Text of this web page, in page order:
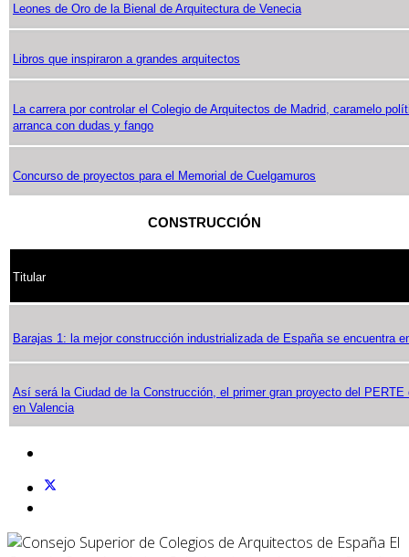
Leones de Oro de la Bienal de Arquitectura de Venecia
Libros que inspiraron a grandes arquitectos
La carrera por controlar el Colegio de Arquitectos de Madrid, caramelo
arranca con dudas y fango
Concurso de proyectos para el Memorial de Cuelgamuros
CONSTRUCCIÓN
Titular
Barajas 1: la mejor construcción industrializada de España se encuentra
Así será la Ciudad de la Construcción, el primer gran proyecto del PERTE
en Valencia
El